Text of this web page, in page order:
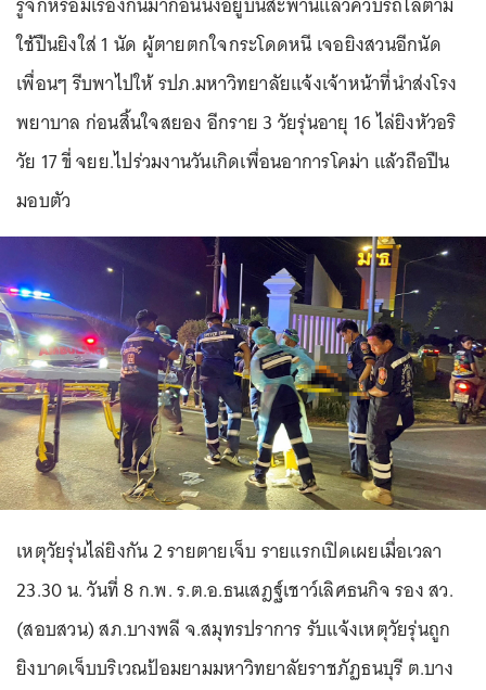
ใช้ปืนยิงใส่ 1 นัด ผู้ตายตกใจกระโดดหนี เจอยิงสวนอีกนัด
เพื่อนๆ รีบพาไปให้ รปภ.มหาวิทยาลัยแจ้งเจ้าหน้าที่นำส่งโรง
พยาบาล ก่อนสิ้นใจสยอง อีกราย 3 วัยรุ่นอายุ 16 ไล่ยิงหัวอริ
วัย 17 ขี่ จยย.ไปร่วมงานวันเกิดเพื่อนอาการโคม่า แล้วถือปืน
มอบตัว
เหตุวัยรุ่นไล่ยิงกัน 2 รายตายเจ็บ รายแรกเปิดเผยเมื่อเวลา
23.30 น. วันที่ 8 ก.พ. ร.ต.อ.ธนเสฎฐ์เชาว์เลิศธนกิจ รอง สว.
(สอบสวน) สภ.บางพลี จ.สมุทรปราการ รับแจ้งเหตุวัยรุ่นถูก
ยิงบาดเจ็บบริเวณป้อมยามมหาวิทยาลัยราชภัฏธนบุรี ต.บาง